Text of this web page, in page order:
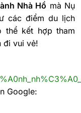
Nhà Hồ mà Nụ
các điểm du lịch
thể kết hợp tham
đi vui vẻ!
Google: